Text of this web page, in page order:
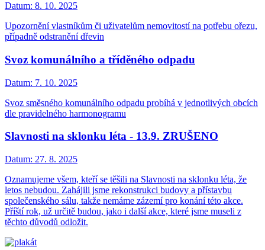
Datum: 8. 10. 2025
Upozornění vlastníkům či uživatelům nemovitostí na potřebu ořezu,
případně odstranění dřevin
Svoz komunálního a tříděného odpadu
Datum: 7. 10. 2025
Svoz směsného komunálního odpadu probíhá v jednotlivých obcích
dle pravidelného harmonogramu
Slavnosti na sklonku léta - 13.9. ZRUŠENO
Datum: 27. 8. 2025
Oznamujeme všem, kteří se těšili na Slavnosti na sklonku léta, že
letos nebudou. Zahájili jsme rekonstrukci budovy a přístavbu
společenského sálu, takže nemáme zázemí pro konání této akce.
Příští rok, už určitě budou, jako i další akce, které jsme museli z
těchto důvodů odložit.